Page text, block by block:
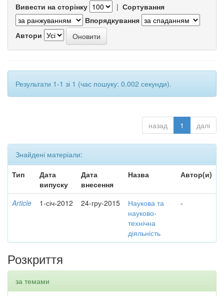
Вивести на сторінку | Сортування
Впорядкування
Автори
Результати 1-1 зі 1 (час пошуку: 0.002 секунди).
назад 1 далі
Знайдені матеріали:
Тип
Дата
випуску
Дата
внесення
Назва Автор(и)
Article 1-січ-2012 24-гру-2015
Наукова та
науково-
технічна
діяльність
-
Розкриття
за темами